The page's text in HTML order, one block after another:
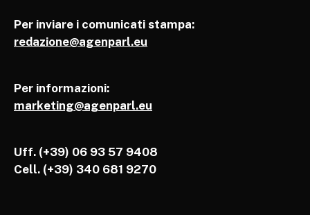
Per inviare i comunicati stampa:
redazione@agenparl.eu
Per informazioni:
marketing@agenparl.eu
Uff. (+39) 06 93 57 9408
Cell. (+39) 340 681 9270